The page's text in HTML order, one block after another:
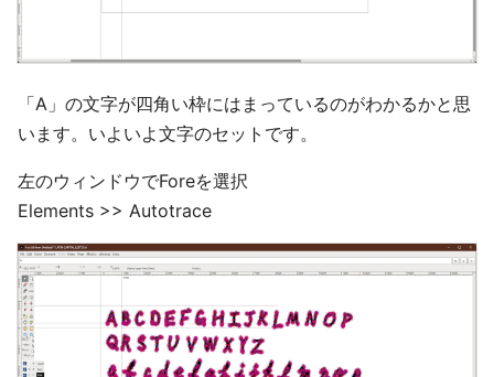
「A」の文字が四角い枠にはまっているのがわかるかと思
います。いよいよ文字のセットです。
左のウィンドウでForeを選択
Elements >> Autotrace